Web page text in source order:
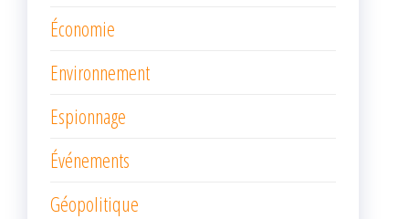
Économie
Environnement
Espionnage
Événements
Géopolitique